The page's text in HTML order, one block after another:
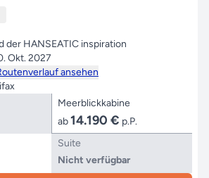
der HANSEATIC inspiration
Okt. 2027
ansehen
Meerblickkabine
ab14.190 € p.P.
Suite
Nicht verfügbar